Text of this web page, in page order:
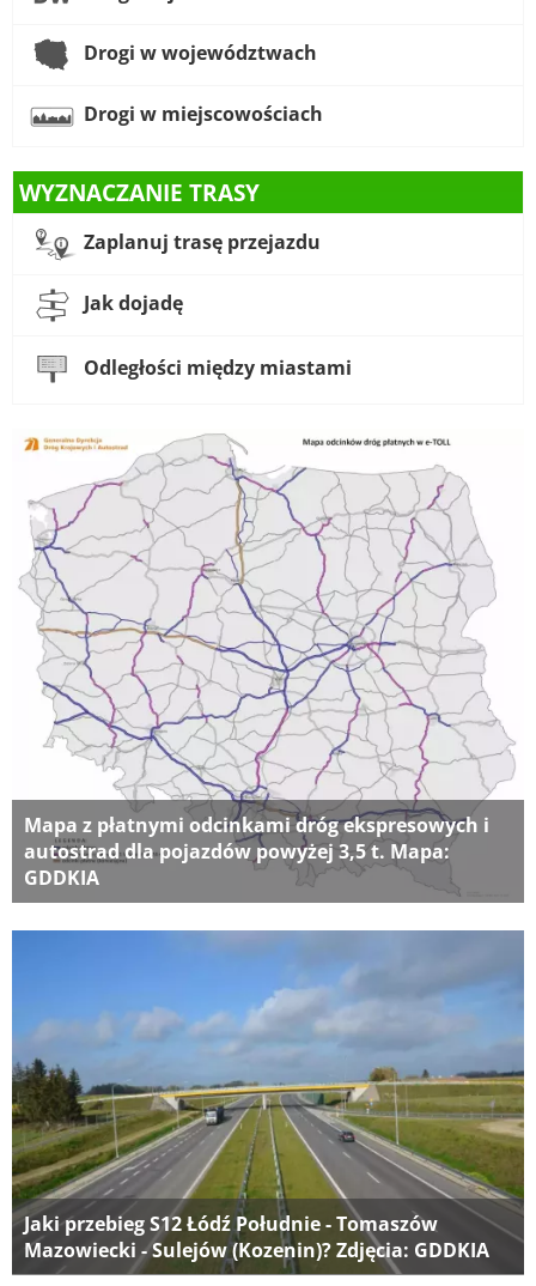
Drogi w województwach
Drogi w miejscowościach
WYZNACZANIE TRASY
Zaplanuj trasę przejazdu
Jak dojadę
Odległości między miastami
Mapa z płatnymi odcinkami dróg ekspresowych i
autostrad dla pojazdów powyżej 3,5 t. Mapa:
GDDKIA
Jaki przebieg S12 Łódź Południe - Tomaszów
Mazowiecki - Sulejów (Kozenin)? Zdjęcia: GDDKIA